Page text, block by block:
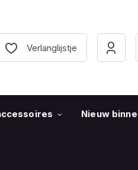
Verlanglijstje
Nieuw